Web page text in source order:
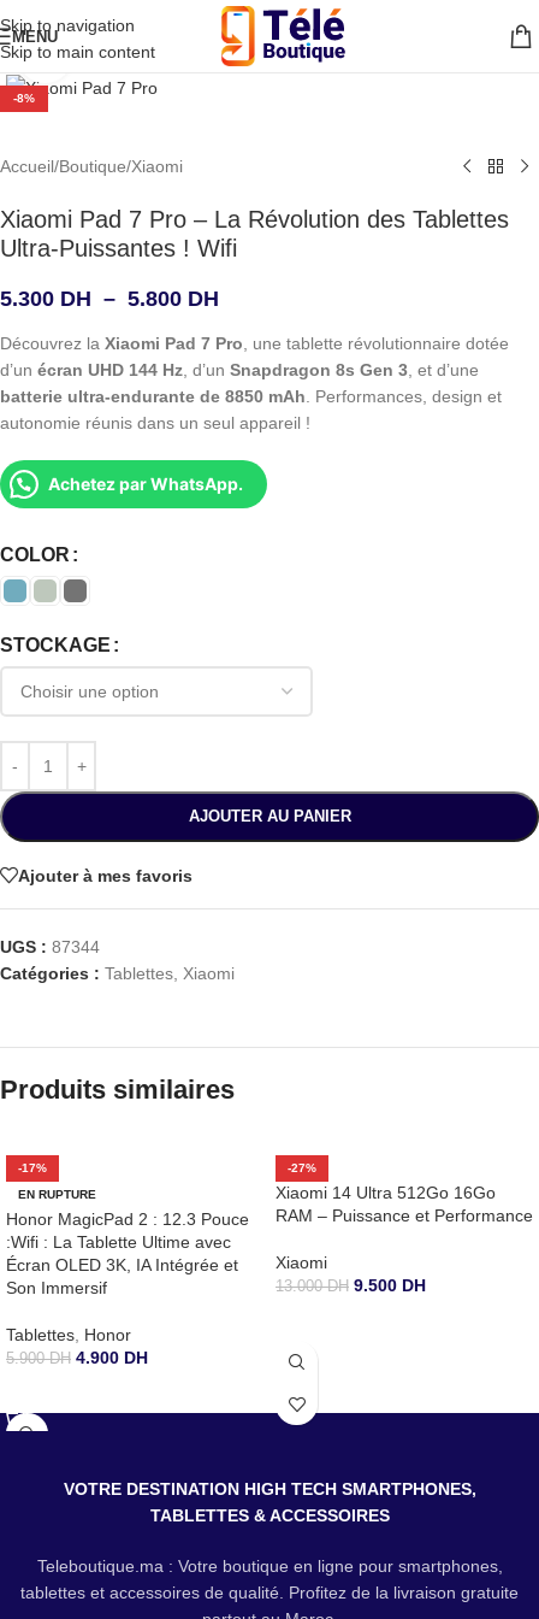
Skip to navigation
Skip to main content
MENU
-8%
Agrandir
Accueil/Boutique/Xiaomi
Xiaomi Pad 7 Pro – La Révolution des Tablettes
Ultra-Puissantes ! Wifi
5.300 DH – 5.800 DH
Découvrez la Xiaomi Pad 7 Pro, une tablette révolutionnaire dotée
d’un écran UHD 144 Hz, d’un Snapdragon 8s Gen 3, et d’une
batterie ultra-endurante de 8850 mAh. Performances, design et
autonomie réunis dans un seul appareil !
Achetez par WhatsApp.
COLOR
STOCKAGE
AJOUTER AU PANIER
Ajouter à mes favoris
UGS : 87344
Catégories : Tablettes, Xiaomi
Produits similaires
-17%
EN RUPTURE
Honor MagicPad 2 : 12.3 Pouce
:Wifi : La Tablette Ultime avec
Écran OLED 3K, IA Intégrée et
Son Immersif
Tablettes, Honor
5.900DH 4.900 DH
-27%
Xiaomi 14 Ultra 512Go 16Go
RAM – Puissance et Performance
Xiaomi
13.000DH 9.500 DH
VOTRE DESTINATION HIGH TECH SMARTPHONES,
TABLETTES & ACCESSOIRES
Teleboutique.ma : Votre boutique en ligne pour smartphones,
tablettes et accessoires de qualité. Profitez de la livraison gratuite